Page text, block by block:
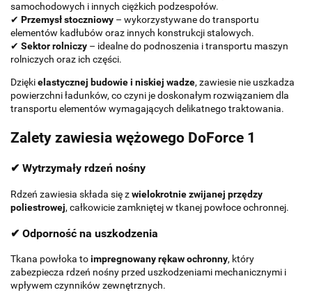
samochodowych i innych ciężkich podzespołów.
✔ Przemysł stoczniowy – wykorzystywane do transportu
elementów kadłubów oraz innych konstrukcji stalowych.
✔ Sektor rolniczy – idealne do podnoszenia i transportu maszyn
rolniczych oraz ich części.
Dziękielastycznej budowie i niskiej wadze, zawiesie nie uszkadza
powierzchni ładunków, co czyni je doskonałym rozwiązaniem dla
transportu elementów wymagających delikatnego traktowania.
Zalety zawiesia wężowego DoForce 1
✔ Wytrzymały rdzeń nośny
Rdzeń zawiesia składa się zwielokrotnie zwijanej przędzy
poliestrowej, całkowicie zamkniętej w tkanej powłoce ochronnej.
✔ Odporność na uszkodzenia
Tkana powłoka toimpregnowany rękaw ochronny, który
zabezpiecza rdzeń nośny przed uszkodzeniami mechanicznymi i
wpływem czynników zewnętrznych.